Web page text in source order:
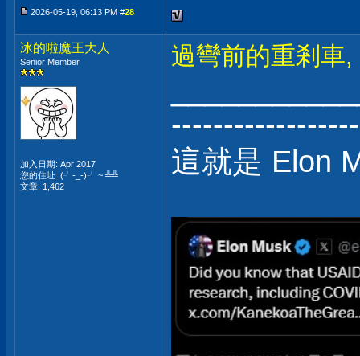
2026-05-19, 06:13 PM #28
冰的啦魔王大人
Senior Member
加入日期: Apr 2017
您的住址: (╯-_-)╯ ~ ╩╩
文章: 1,462
過彎前的重剎車
這就是 Elon